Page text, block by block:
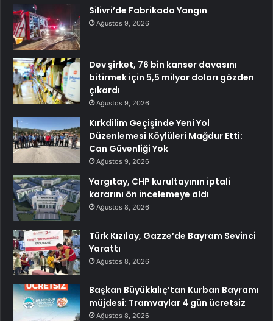
Silivri’de Fabrikada Yangın
Ağustos 9, 2026
Dev şirket, 76 bin kanser davasını
bitirmek için 5,5 milyar doları gözden
çıkardı
Ağustos 9, 2026
Kırkdilim Geçişinde Yeni Yol
Düzenlemesi Köylüleri Mağdur Etti:
Can Güvenliği Yok
Ağustos 9, 2026
Yargıtay, CHP kurultayının iptali
kararını ön incelemeye aldı
Ağustos 8, 2026
Türk Kızılay, Gazze’de Bayram Sevinci
Yarattı
Ağustos 8, 2026
Başkan Büyükkılıç’tan Kurban Bayramı
müjdesi: Tramvaylar 4 gün ücretsiz
Ağustos 8, 2026